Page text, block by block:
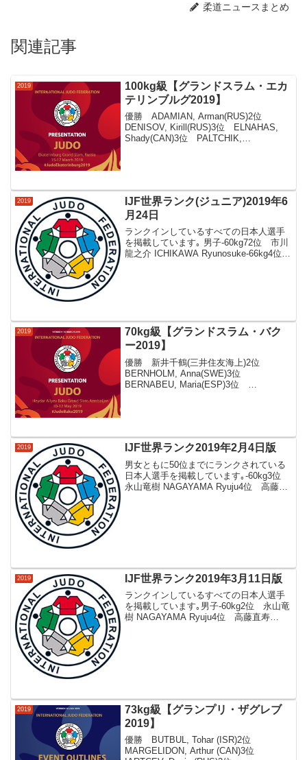
柔道ニュースまとめ
関連記事
2019
100kg級【グランドスラム・エカ
テリンブルグ2019】
優勝 ADAMIAN, Arman(RUS)2位
DENISOV, Kirill(RUS)3位 ELNAHAS,
Shady(CAN)3位 PALTCHIK,
2019
IJF世界ランク(ジュニア)2019年6
月24日
ランクインしているすべての日本人選手
を掲載しています｡ 男子-60kg72位 市川
龍之介 ICHIKAWA Ryunosuke-66kg4位
2019
70kg級【グランドスラム・バク
ー2019】
優勝 新井千鶴(三井住友海上)2位
BERNHOLM, Anna(SWE)3位
BERNABEU, Maria(ESP)3位
2019 IJF世界ランク2019年2月4日版
男女ともに50位までにランクされている
日本人選手を掲載しています｡-60kg3位
永山竜樹 NAGAYAMA Ryuju4位 高藤直
2019 IJF世界ランク2019年3月11日版
ランクインしているすべての日本人選手
を掲載しています｡男子-60kg2位 永山竜
樹 NAGAYAMA Ryuju4位 高藤直寿
2019
73kg級【グランプリ・ザグレブ
2019】
優勝 BUTBUL, Tohar (ISR)2位
MARGELIDON, Arthur (CAN)3位